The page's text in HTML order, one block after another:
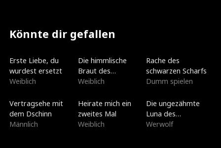
Könnte dir gefallen
Erste Liebe, du
wurdest ersetzt
Weiblich
Die himmlische
Braut des
Kriegsherrn
Weiblich
Rache des
schwarzen Scharfs
Dumm spielen
Vertragsehe mit
dem Dschinn
Männlich
Heirate mich ein
zweites Mal
Weiblich
Die ungezähmte
Luna des
Lykanerkönigs
Werwolf